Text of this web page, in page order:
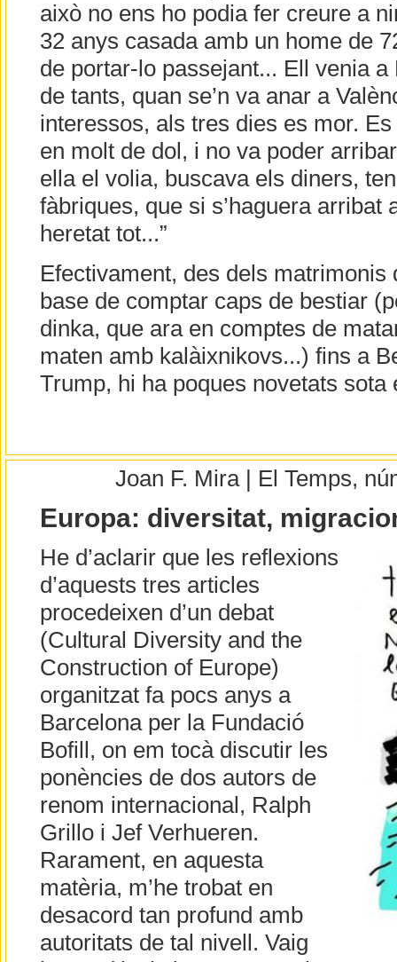
això no ens ho podia fer creure a
32 anys casada amb un home de
de portar-lo passejant... Ell venia
de tants, quan se’n va anar a
interessos, als tres dies es mor.
en molt de dol, i no va poder
ella el volia, buscava els diners,
fàbriques, que si s’haguera arribat
heretat tot...”
Efectivament, des dels matrimonis
base de comptar caps de bestiar
dinka, que ara en comptes de
maten amb kalàixnikovs...) fins a
Trump, hi ha poques novetats sota
Joan F. Mira | El Temps,
Europa: diversitat,
He d’aclarir que les reflexions
d’aquests tres articles
procedeixen d’un debat
(Cultural Diversity and the
Construction of Europe)
organitzat fa pocs anys a
Barcelona per la Fundació
Bofill, on em tocà discutir les
ponències de dos autors de
renom internacional, Ralph
Grillo i Jef Verhueren.
Rarament, en aquesta
matèria, m’he trobat en
desacord tan profund amb
autoritats de tal nivell. Vaig